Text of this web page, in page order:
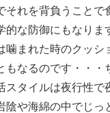
それを背負うことで
的な防御にもなりま
噛まれた時のクッシ
もなるのです・・・
スタイルは夜行性で
陰や海綿の中でじっ